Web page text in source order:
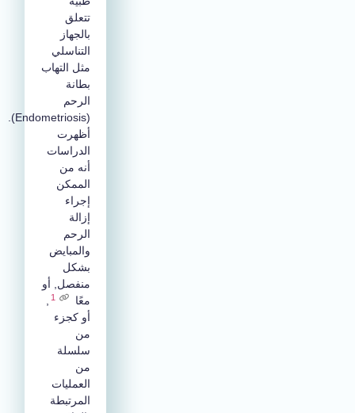
تتعلق
بالجهاز
التناسلي
مثل التهاب
بطانة
الرحم
(Endometriosis).
أظهرت
الدراسات
أنه من
الممكن
إجراء
الرحم
والمبايض
بشكل
منفصل, أو
1
أو كجزء
سلسلة
العمليات
المرتبطة